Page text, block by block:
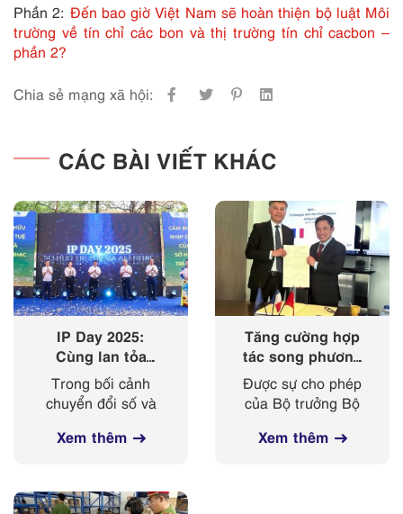
Phần 2: Đến bao giờ Việt Nam sẽ hoàn thiện bộ luật Môi
trường về tín chỉ các bon và thị trường tín chỉ cacbon –
phần 2?
Chia sẻ mạng xã hội:
CÁC BÀI VIẾT KHÁC
IP Day 2025:
Cùng lan tỏa
‘nhịp điệu’ của
sở hữu trí tuệ
trong kỷ nguyên
số
Trong bối cảnh
chuyển đổi số và
nghiệp 4.0 diễn ra
đóng vai trò then
Xem thêm
Tăng cường hợp
tác song phương
giữa Cục Sở hữu
trí tuệ với Viện
Sở hữu công
nghiệp Cộng
Được sự cho phép
của Bộ trưởng Bộ
Công nghệ, từ
Xem thêm